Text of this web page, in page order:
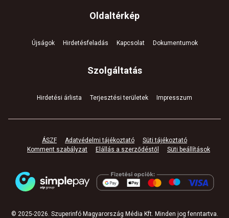
Szolgáltatás
Hirdetési árlista Terjesztési területek Impresszum
Oldaltérkép
Újságok Hirdetésfeladás Kapcsolat Dokumentumok
ÁSZF Adatvédelmi tájékoztató
Süti tájékoztató
Komment szabályzat
Elállás a szerződéstől Süti beállítások
© 2025-2026. Szuperinfó Magyarország Média Kft. Minden jog fenntartva.